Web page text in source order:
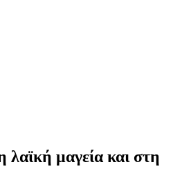
μαγεία και στη